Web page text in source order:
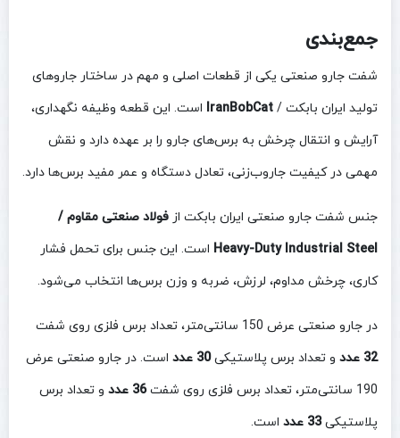
جمع‌بندی
شفت جارو صنعتی یکی از قطعات اصلی و مهم در ساختار جاروهای
تولید ایران بابکت / IranBobCat است. این قطعه وظیفه نگهداری،
آرایش و انتقال چرخش به برس‌های جارو را بر عهده دارد و نقش
مهمی در کیفیت جاروب‌زنی، تعادل دستگاه و عمر مفید برس‌ها دارد.
جنس شفت جارو صنعتی ایران بابکت از فولاد صنعتی مقاوم /
Heavy-Duty Industrial Steel است. این جنس برای تحمل فشار
کاری، چرخش مداوم، لرزش، ضربه و وزن برس‌ها انتخاب می‌شود.
در جارو صنعتی عرض 150 سانتی‌متر، تعداد برس فلزی روی شفت
32 عدد
و تعداد برس پلاستیکی30 عدد
است. در جارو صنعتی عرض
190 سانتی‌متر، تعداد برس فلزی روی شفت
36 عدد
و تعداد برس
پلاستیکی33 عدد است.